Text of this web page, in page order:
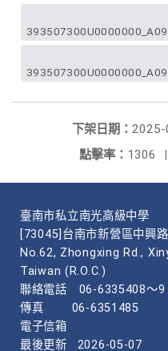
下架日期：
點擊率： 1306 |
臺南市私立南光高級中學
[73045]台南市新營區中興
No.62, Zhongxing Rd.,
Taiwan (R.O.C.)
聯絡電話
06-6335408～9
傳真
06-6351485
電子信箱
最後更新
2026-05-07